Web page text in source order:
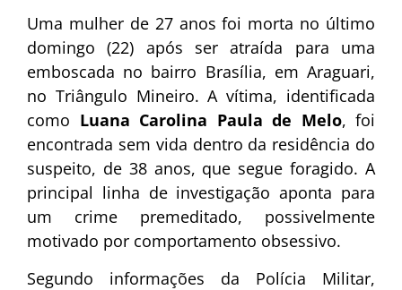
Uma mulher de 27 anos foi morta no último
domingo (22) após ser atraída para uma
emboscada no bairro Brasília, em Araguari,
no Triângulo Mineiro. A vítima, identificada
como Luana Carolina Paula de Melo, foi
encontrada sem vida dentro da residência do
suspeito, de 38 anos, que segue foragido. A
principal linha de investigação aponta para
um crime premeditado, possivelmente
motivado por comportamento obsessivo.
Segundo informações da Polícia Militar,